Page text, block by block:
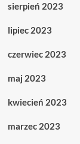
sierpień 2023
lipiec 2023
czerwiec 2023
maj 2023
kwiecień 2023
marzec 2023